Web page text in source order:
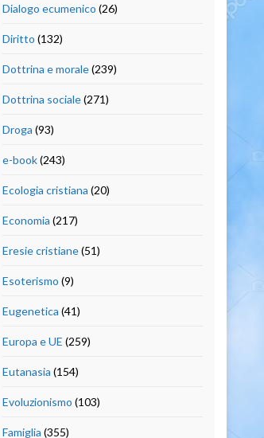
Dialogo ecumenico (26)
Diritto (132)
Dottrina e morale(239)
Dottrina sociale(271)
Droga (93)
e-book(243)
Ecologia cristiana (20)
Economia (217)
Eresie cristiane(51)
Esoterismo (9)
Eugenetica (41)
Europa e UE (259)
Eutanasia (154)
Evoluzionismo (103)
Famiglia (355)